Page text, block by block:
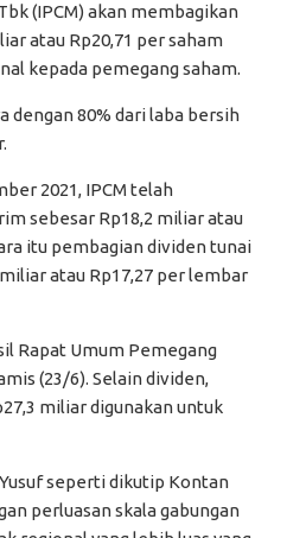
(IPCM) akan membagikan
atau Rp20,71 per saham
kepada pemegang saham.
dengan 80% dari laba bersih
2021, IPCM telah
sebesar Rp18,2 miliar atau
itu pembagian dividen tunai
atau Rp17,27 per lembar
Rapat Umum Pemegang
(23/6). Selain dividen,
miliar digunakan untuk
seperti dikutip Kontan
perluasan skala gabungan